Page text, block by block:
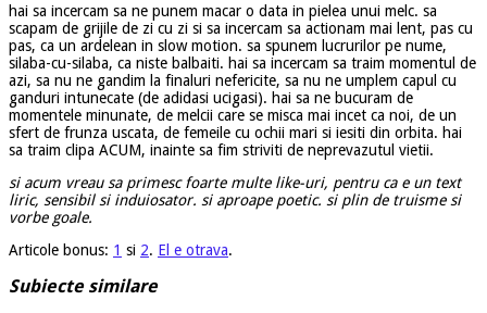
hai sa incercam sa ne punem macar o data in pielea unui melc. sa
scapam de grijile de zi cu zi si sa incercam sa actionam mai lent, pas cu
pas, ca un ardelean in slow motion. sa spunem lucrurilor pe nume,
silaba-cu-silaba, ca niste balbaiti. hai sa incercam sa traim momentul de
azi, sa nu ne gandim la finaluri nefericite, sa nu ne umplem capul cu
ganduri intunecate (de adidasi ucigasi). hai sa ne bucuram de
momentele minunate, de melcii care se misca mai incet ca noi, de un
sfert de frunza uscata, de femeile cu ochii mari si iesiti din orbita. hai
sa traim clipa ACUM, inainte sa fim striviti de neprevazutul vietii.
si acum vreau sa primesc foarte multe like-uri, pentru ca e un text
liric, sensibil si induiosator. si aproape poetic. si plin de truisme si
vorbe goale.
Articole bonus: 1 si 2. El e otrava.
Subiecte similare